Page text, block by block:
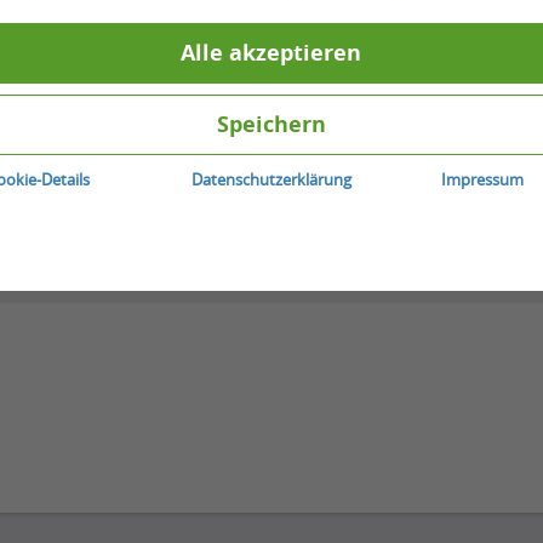
Alle akzeptieren
Speichern
Details Datenschutzerklärung Impressum